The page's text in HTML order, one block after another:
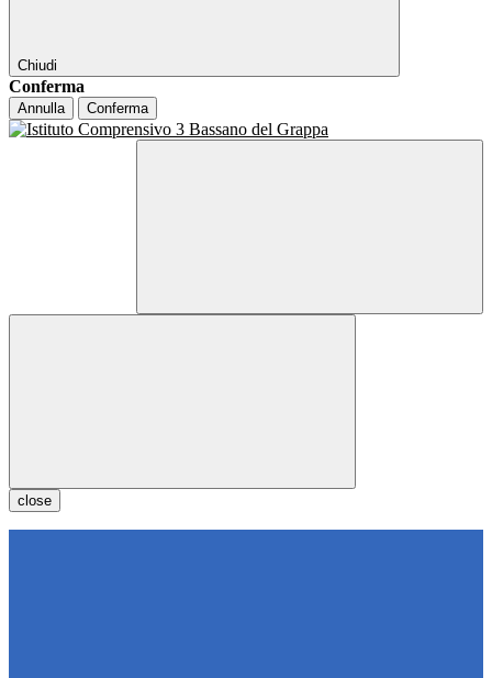
Chiudi
Conferma
Annulla Conferma
close